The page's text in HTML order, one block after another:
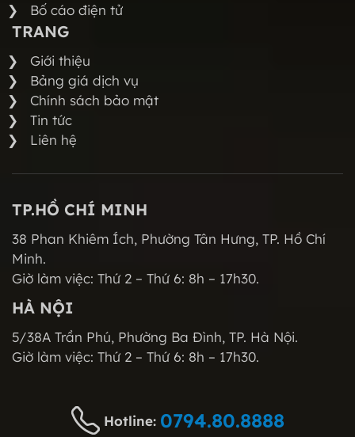
Bố cáo điện tử
TRANG
Giới thiệu
Bảng giá dịch vụ
Chính sách bảo mật
Tin tức
Liên hệ
TP.HỒ CHÍ MINH
38 Phan Khiêm Ích, Phường Tân Hưng, TP. Hồ Chí
Minh.
Giờ làm việc: Thứ 2 – Thứ 6: 8h – 17h30.
HÀ NỘI
5/38A Trần Phú, Phường Ba Đình, TP. Hà Nội.
Giờ làm việc: Thứ 2 – Thứ 6: 8h – 17h30.
Hotline: 0794.80.8888